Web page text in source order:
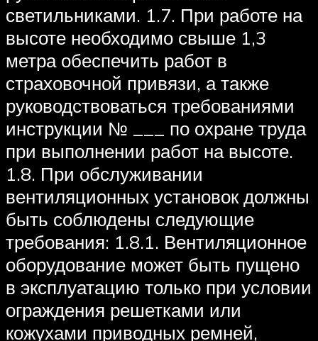
светильниками. 1.7. При работе на
высоте необходимо свыше 1,3
метра обеспечить работ в
страховочной привязи, а также
руководствоваться требованиями
инструкции № ___ по охране труда
при выполнении работ на высоте.
1.8. При обслуживании
вентиляционных установок должны
быть соблюдены следующие
требования: 1.8.1. Вентиляционное
оборудование может быть пущено
в эксплуатацию только при условии
ограждения решетками или
кожухами приводных ремней,